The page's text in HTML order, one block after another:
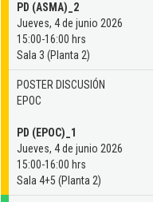
PD (ASMA)_2
Jueves, 4 de junio 2026
15:00-16:00 hrs
Sala 3 (Planta 2)
POSTER DISCUSIÓN
EPOC
PD (EPOC)_1
Jueves, 4 de junio 2026
15:00-16:00 hrs
Sala 4+5 (Planta 2)